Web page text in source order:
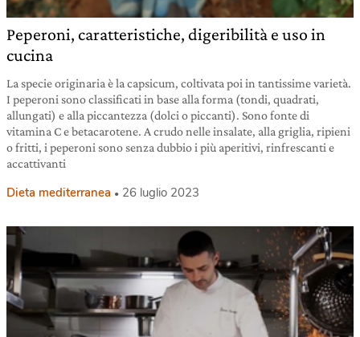
Peperoni, caratteristiche, digeribilità e uso in
cucina
La specie originaria è la capsicum, coltivata poi in tantissime varietà.
I peperoni sono classificati in base alla forma (tondi, quadrati,
allungati) e alla piccantezza (dolci o piccanti). Sono fonte di
vitamina C e betacarotene. A crudo nelle insalate, alla griglia, ripieni
o fritti, i peperoni sono senza dubbio i più aperitivi, rinfrescanti e
accattivanti
Dieta mediterranea 26 luglio 2023